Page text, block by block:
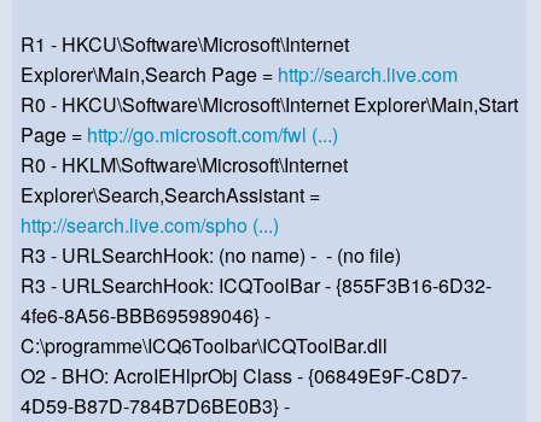
R1 - HKCU\Software\Microsoft\Internet
Explorer\Main,Search Page = http://search.live.com
R0 - HKCU\Software\Microsoft\Internet Explorer\Main,Start
Page = http://go.microsoft.com/fwl (...)
R0 - HKLM\Software\Microsoft\Internet
Explorer\Search,SearchAssistant =
http://search.live.com/spho (...)
R3 - URLSearchHook: (no name) - - (no file)
R3 - URLSearchHook: ICQToolBar - {855F3B16-6D32-
4fe6-8A56-BBB695989046} -
C:\programme\ICQ6Toolbar\ICQToolBar.dll
O2 - BHO: AcroIEHlprObj Class - {06849E9F-C8D7-
4D59-B87D-784B7D6BE0B3} -